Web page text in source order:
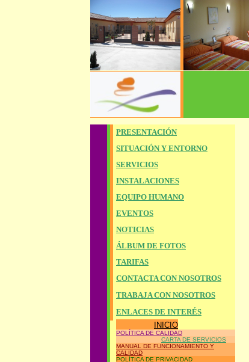
PRESENTACIÓN
SITUACIÓN Y ENTORNO
SERVICIOS
INSTALACIONES
EQUIPO HUMANO
EVENTOS
NOTICIAS
ÁLBUM DE FOTOS
TARIFAS
CONTACTA CON NOSOTROS
TRABAJA CON NOSOTROS
ENLACES DE INTERÉS
INICIO
POLÍTICA DE CALIDAD
CARTA DE SERVICIOS
MANUAL DE FUNCIONAMIENTO Y
CALIDAD
POLÍTICA DE PRIVACIDAD